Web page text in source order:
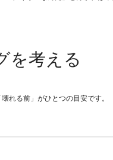
考える
れる前」がひとつの目安です。